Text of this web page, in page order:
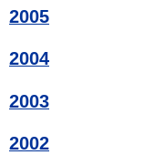
2005
2004
2003
2002